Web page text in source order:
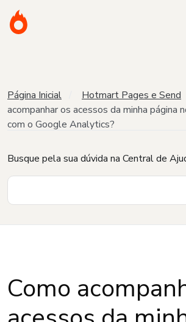
Página Inicial Hotmart Pages e Send
acompanhar os acessos da minha página
com o Google Analytics?
Busque pela sua dúvida na Central de
Como